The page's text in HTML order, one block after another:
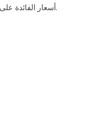
أسعار الفائدة على الشهادة البلاتينية ذات آجال 3 سنوات خلال الفترة الحالية.